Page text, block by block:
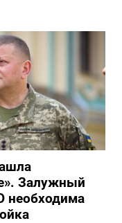
Залужный
необходима